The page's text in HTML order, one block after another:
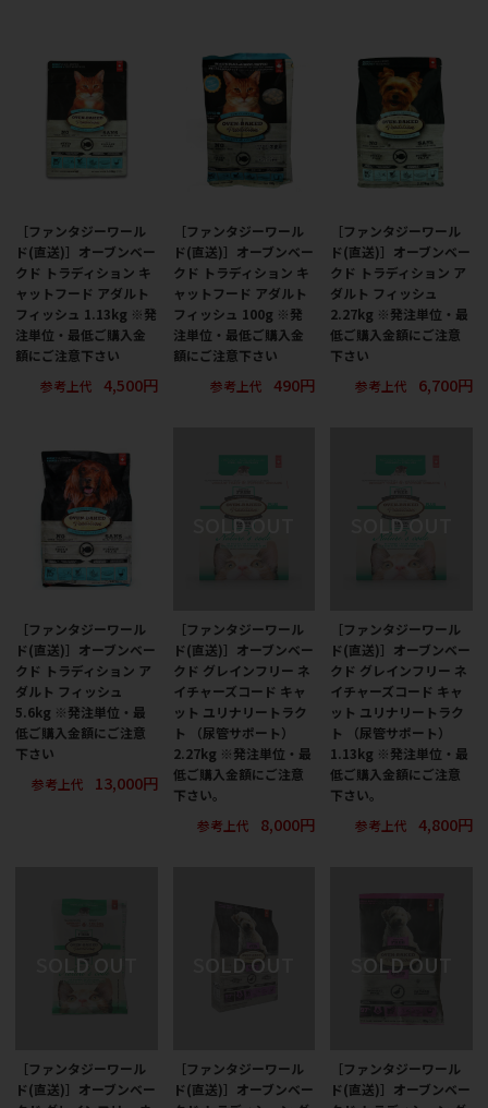
［ファンタジーワール
ド(直送)］オーブンベー
クド トラディション キ
ャットフード アダルト
フィッシュ 1.13kg ※発
注単位・最低ご購入金
額にご注意下さい
参考上代
4,500円
［ファンタジーワール
ド(直送)］オーブンベー
クド トラディション キ
ャットフード アダルト
フィッシュ 100g ※発
注単位・最低ご購入金
額にご注意下さい
参考上代
490円
［ファンタジーワール
ド(直送)］オーブンベー
クド トラディション ア
ダルト フィッシュ
2.27kg ※発注単位・最
低ご購入金額にご注意
下さい
参考上代
6,700円
［ファンタジーワール
ド(直送)］オーブンベー
クド トラディション ア
ダルト フィッシュ
5.6kg ※発注単位・最
低ご購入金額にご注意
下さい
参考上代
13,000円
［ファンタジーワール
ド(直送)］オーブンベー
クド グレインフリー ネ
イチャーズコード キャ
ット ユリナリートラク
ト （尿管サポート）
2.27kg ※発注単位・最
低ご購入金額にご注意
下さい。
参考上代
8,000円
［ファンタジーワール
ド(直送)］オーブンベー
クド グレインフリー ネ
イチャーズコード キャ
ット ユリナリートラク
ト （尿管サポート）
1.13kg ※発注単位・最
低ご購入金額にご注意
下さい。
参考上代
4,800円
［ファンタジーワール
ド(直送)］オーブンベー
［ファンタジーワール
ド(直送)］オーブンベー
［ファンタジーワール
ド(直送)］オーブンベー